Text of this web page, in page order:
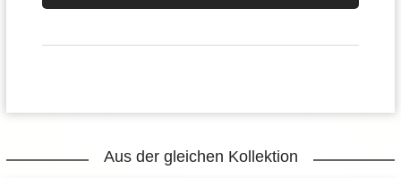
Aus der gleichen Kollektion